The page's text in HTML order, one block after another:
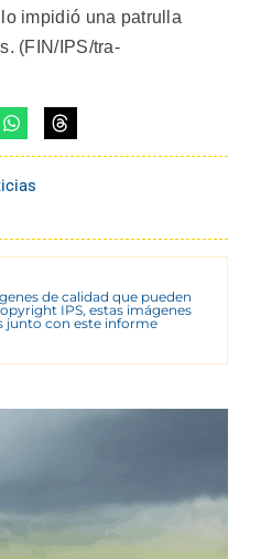
impidió una patrulla
(FIN/IPS/tra-
de calidad que pueden
IPS, estas imágenes
junto con este informe